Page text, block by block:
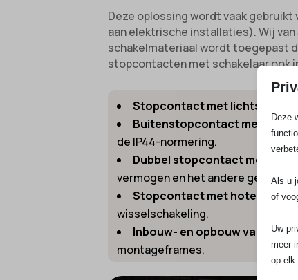
Deze oplossing wordt vaak gebruikt
aan elektrische installaties). Wij
schakelmateriaal wordt toegepast
stopcontacten met schakelaar ook
Stopcontact met
Buitenstopcontact met
de IP44-normering.
Dubbel stopcontact met
vermogen en het andere
Stopcontact met hotel- of
wisselschakeling.
Inbouw- en opbouw
montageframes.
Deze
Als u
of
Uw
meer
op elk